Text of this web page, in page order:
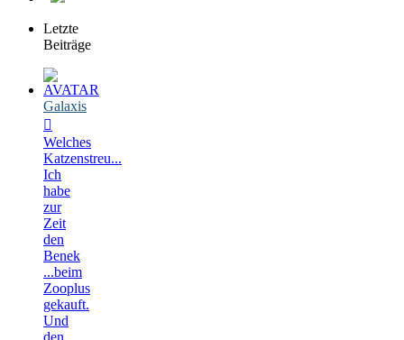
Letzte
Beiträge
Galaxis
Welches
Katzenstreu...
Ich
habe
zur
Zeit
den
Benek
...beim
Zooplus
gekauft.
Und